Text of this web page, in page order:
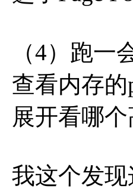
（4）跑一
查看内存
展开看哪
我这个发现